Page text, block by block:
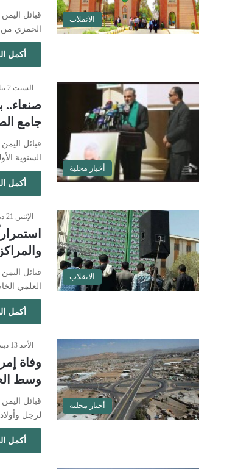
الانقلاب
قبائل
الحمزي
أكمل
أخبار محلية
السبت 2 يناير 2021 - 7:52 مساءً
صنعاء..
جامع
قبائل
السنوية
أكمل
الانقلاب
الإثنين 21 ديسمبر 2020 - 9:11 مساءً
قبائل
العلمي
أكمل
أخبار محلية
الأحد 13 ديسمبر 2020 - 5:08 مساءً
وفاة
وسط
قبائل
لرجل
أكمل